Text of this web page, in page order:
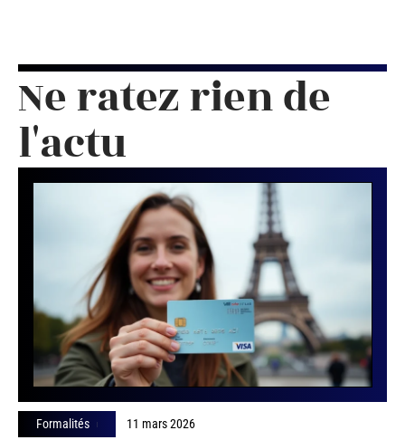
Ne ratez rien de
l'actu
Formalités 11 mars 2026